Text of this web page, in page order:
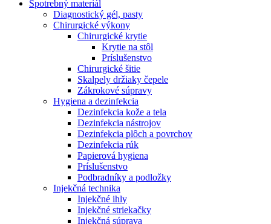
Spotrebný materiál
Diagnostický gél, pasty
Chirurgické výkony
Chirurgické krytie
Krytie na stôl
Príslušenstvo
Chirurgické šitie
Skalpely držiaky čepele
Zákrokové súpravy
Hygiena a dezinfekcia
Dezinfekcia kože a tela
Dezinfekcia nástrojov
Dezinfekcia plôch a povrchov
Dezinfekcia rúk
Papierová hygiena
Príslušenstvo
Podbradníky a podložky
Injekčná technika
Injekčné ihly
Injekčné striekačky
Injekčná súprava